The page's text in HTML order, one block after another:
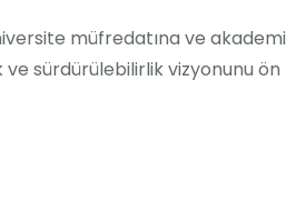
müfredatına ve
sürdürülebilirlik vizyonunu